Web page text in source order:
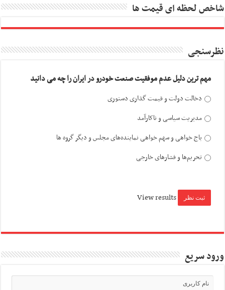
شاخص لحظه ای قیمت ها
نظرسنجی
مهم ترین دلیل عدم موفقیت صنعت خودرو در ایران را چه می دانید
دخالت دولت و قیمت گذاری دستوری
مدیریت سیاسی و ناکارآمد
باج خواهی و سهم خواهی نماینده‌های مجلس و دیگر گروه ها
تحریم‌ها و فشارهای خارجی
View results
ورود سریع